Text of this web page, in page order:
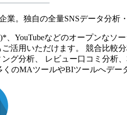
業。独自の全量SNSデータ分析
、YouTubeなどのオープンな
活用いただけます。 競合比較
グ分析、 レビュー口コミ分析
くのMAツールやBIツールへデー